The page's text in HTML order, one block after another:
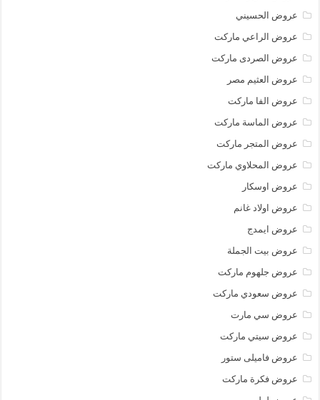
عروض الحسيني
عروض الراعي ماركت
عروض الصردى ماركت
عروض العثيم مصر
عروض الفا ماركت
عروض الماسة ماركت
عروض المتجر ماركت
عروض المحلاوي ماركت
عروض اوسكار
عروض اولاد غانم
عروض ايمدج
عروض بيت الجملة
عروض جلهوم ماركت
عروض سعودي ماركت
عروض سي مارت
عروض سيتي ماركت
عروض فاميلى ستور
عروض فكرة ماركت